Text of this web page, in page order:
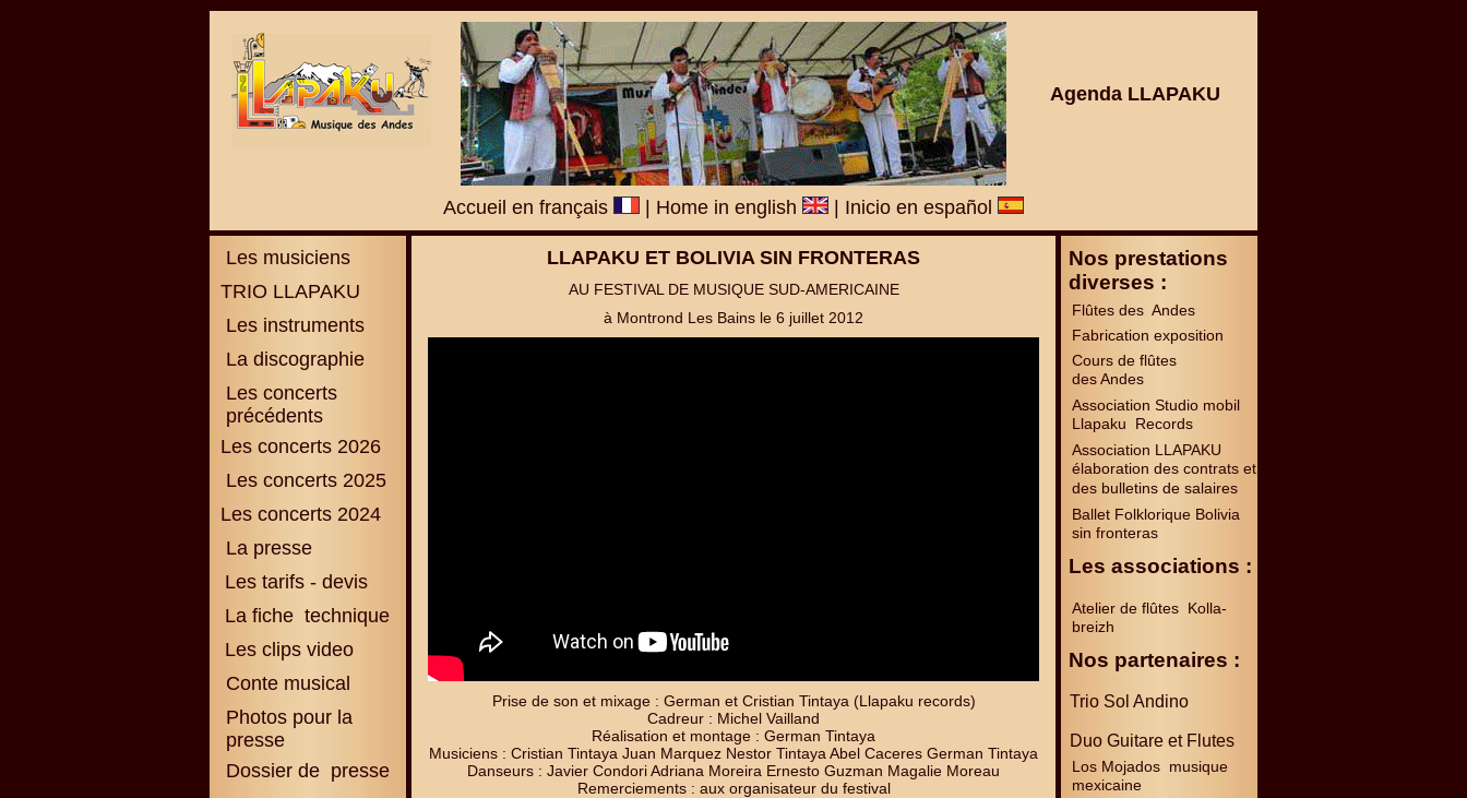
Accueil en français Home in english Inicio en español
Agenda LLAPAKU
Les musiciens
TRIO LLAPAKU
Les instruments
La discographie
Les concerts
précédents
Les concerts 2026
Les concerts 2025
Les concerts 2024
La presse
Les tarifs - devis
La fiche technique
Les clips video
Conte musical
Photos pour la
presse
Dossier de presse
LLAPAKU ET BOLIVIA SIN FRONTERAS
AU FESTIVAL DE MUSIQUE SUD-AMERICAINE
à Montrond Les Bains le 6 juillet 2012
Prise de son et mixage : German et Cristian Tintaya (Llapaku records)
Cadreur : Michel Vailland
Réalisation et montage : German Tintaya
Musiciens : Cristian Tintaya Juan Marquez Nestor Tintaya Abel Caceres German Tintaya
Danseurs : Javier Condori Adriana Moreira Ernesto Guzman Magalie Moreau
Remerciements : aux organisateur du festival
Nos prestations
diverses :
Flûtes des Andes
Fabrication exposition
Cours de flûtes
des Andes
Association Studio mobil
Llapaku Records
Association LLAPAKU
élaboration des contrats et
des bulletins de salaires
Ballet Folklorique Bolivia
sin fronteras
Les associations :
Atelier de flûtes Kolla-
breizh
Nos partenaires :
Trio Sol Andino
Duo Guitare et Flutes
Los Mojados musique
mexicaine